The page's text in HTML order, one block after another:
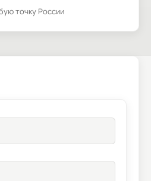
точку России